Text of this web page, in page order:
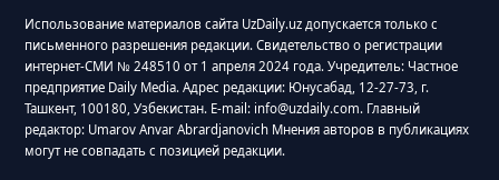
Использование материалов сайта UzDaily.uz допускается только с
письменного разрешения редакции. Свидетельство о регистрации
интернет-СМИ № 248510 от 1 апреля 2024 года. Учредитель: Частное
предприятие Daily Media. Адрес редакции: Юнусабад, 12-27-73, г.
Ташкент, 100180, Узбекистан. E-mail: info@uzdaily.com. Главный
редактор: Umarov Anvar Abrardjanovich Мнения авторов в публикациях
могут не совпадать с позицией редакции.